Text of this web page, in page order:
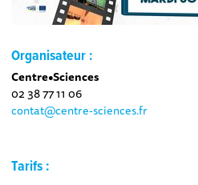
Organisateur :
Centre•Sciences
02 38 77 11 06
contat@centre-sciences.fr
Tarifs :